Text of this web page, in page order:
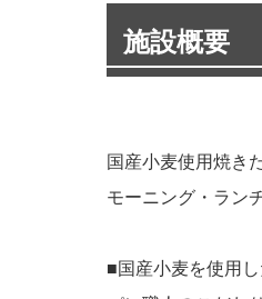
施設概要
国産小麦使用焼き
モーニング・ラン
■国産小麦を使用